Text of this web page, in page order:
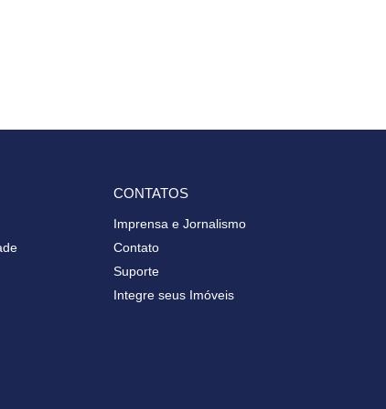
CONTATOS
Imprensa e Jornalismo
Contato
Suporte
Integre seus Imóveis